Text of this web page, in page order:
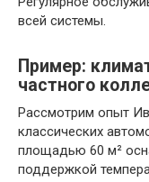
всей системы.
Пример:
частного
Рассмотрим опыт
классических
площадью 60 м²
поддержкой